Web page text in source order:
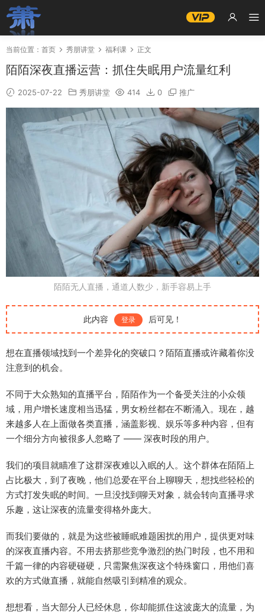
当前位置： 首页 秀朋讲堂 福利课 正文
陌陌深夜直播运营：抓住失眠用户流量红利
2025-07-22 秀朋讲堂 414 0 推广
陌陌无人直播，通道人数少，新手容易上手
此内容 登录 后可见！
想在直播领域找到一个差异化的突破口？陌陌直播或许藏着你没
注意到的机会。
不同于大众熟知的直播平台，陌陌作为一个备受关注的小众领
域，用户增长速度相当迅猛，男女粉丝都在不断涌入。现在，越
来越多人在上面做各类直播，涵盖影视、娱乐等多种内容，但有
一个细分方向被很多人忽略了 —— 深夜时段的用户。
我们的项目就瞄准了这群深夜难以入眠的人。这个群体在陌陌上
占比极大，到了夜晚，他们总爱在平台上聊聊天，想找些轻松的
方式打发失眠的时间。一旦没找到聊天对象，就会转向直播寻求
乐趣，这让深夜的流量变得格外庞大。
而我们要做的，就是为这些被睡眠难题困扰的用户，提供更对味
的深夜直播内容。不用去挤那些竞争激烈的热门时段，也不用和
千篇一律的内容硬碰硬，只需聚焦深夜这个特殊窗口，用他们喜
欢的方式做直播，就能自然吸引到精准的观众。
想想看，当大部分人已经休息，你却能抓住这波庞大的流量，为